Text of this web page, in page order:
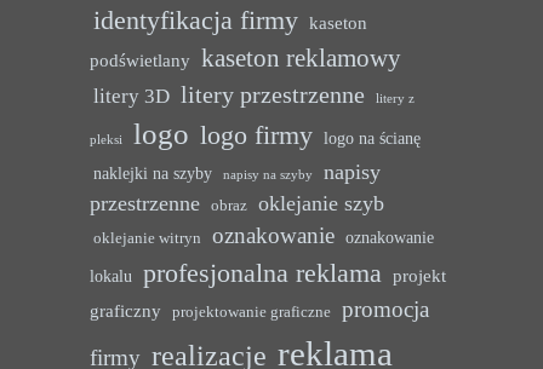
identyfikacja firmy kaseton
podświetlany kaseton reklamowy
litery 3D litery przestrzenne litery z
pleksi logo logo firmy logo na ścianę
naklejki na szyby
napisy na szyby
napisy
przestrzenne
obraz oklejanie szyb
oklejanie witryn oznakowanie oznakowanie
lokalu profesjonalna reklama projekt
graficzny
projektowanie graficzne
promocja
firmy realizacje reklama